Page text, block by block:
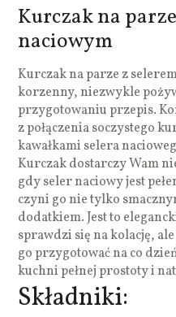
Kurczak na
naciowym
Kurczak na parze z
korzenny, niezwykle
przygotowaniu przepis.
z połączenia soczystego
kawałkami selera
Kurczak dostarczy Wam
gdy seler naciowy jest
czyni go nie tylko
dodatkiem. Jest to
sprawdzi się na kolację,
go przygotować na co
kuchni pełnej prostoty i
Składniki: